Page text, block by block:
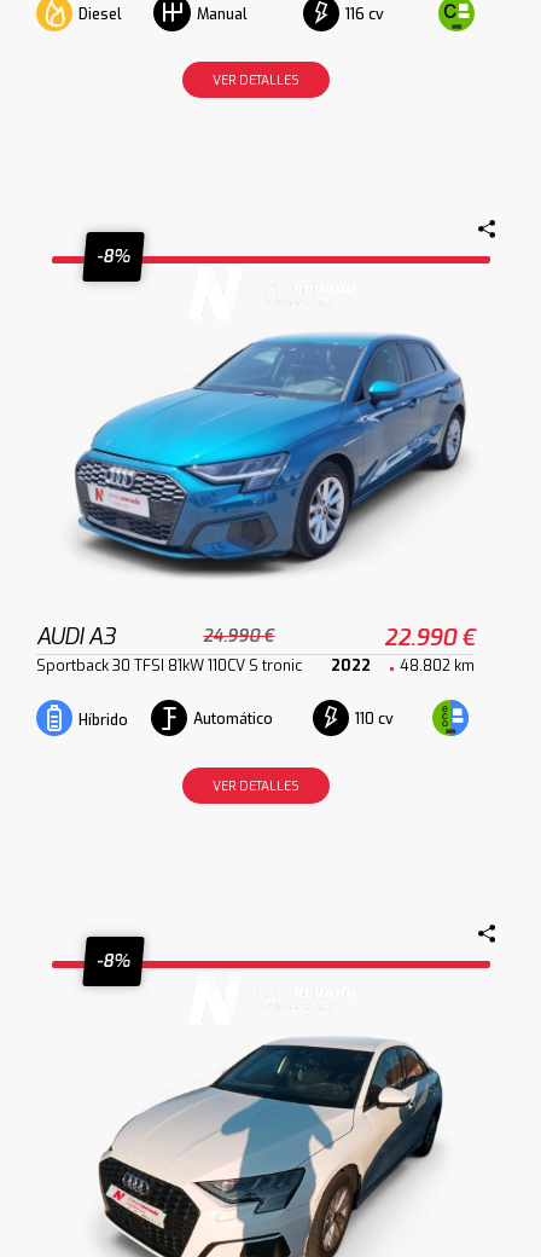
Diesel Manual 116 cv
VER DETALLES
-8%
AUDI A3 24.990 € 22.990 €
Sportback 30 TFSI 81kW 110CV S tronic 2022 48.802 km
Híbrido Automático 110 cv
VER DETALLES
-8%